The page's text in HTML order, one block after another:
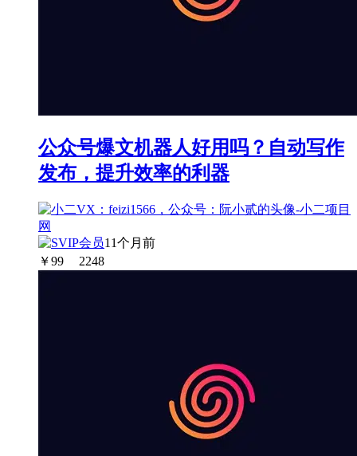
公众号爆文机器人好用吗？自动写作
发布，提升效率的利器
11个月前
￥99 2248